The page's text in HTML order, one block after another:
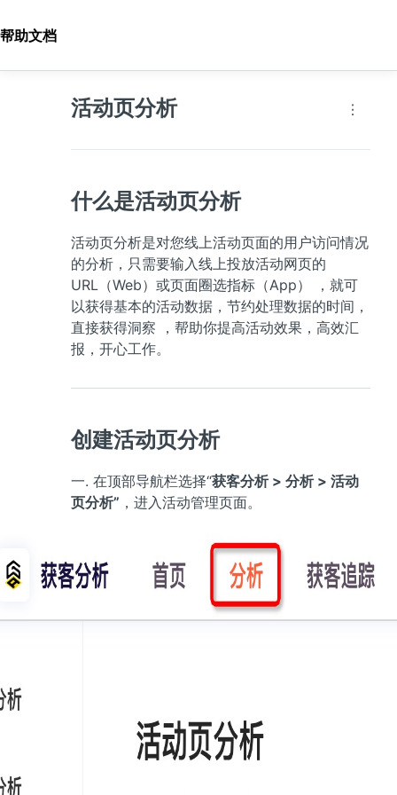
帮助文档
活动页分析
什么是活动页分析
活动页分析是对您线上活动页面的用户访问情况
的分析，只需要输入线上投放活动网页的
URL（Web）或页面圈选指标（App） ，就可
以获得基本的活动数据，节约处理数据的时间，
直接获得洞察 ，帮助你提高活动效果，高效汇
报，开心工作。
创建活动页分析
一. 在顶部导航栏选择“获客分析 > 分析 > 活动
页分析” ，进入活动管理页面。